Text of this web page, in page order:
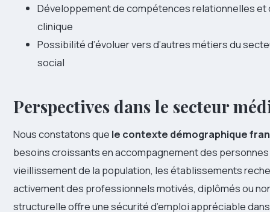
Développement de compétences relationnelles et
clinique
Possibilité d’évoluer vers d’autres métiers du
social
Perspectives dans le secteur
Nous constatons que le contexte démographique
besoins croissants en accompagnement des personnes
vieillissement de la population, les établissements
activement des professionnels motivés, diplômés ou
structurelle offre une sécurité d’emploi appréciable